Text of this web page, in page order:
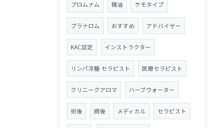
プロムナム 精油 ケモタイプ
プラナロム おすすめ アドバイザー
KAC認定 インストラクター
リンパ浮腫 セラピスト 医療セラピスト
クリニークアロマ ハーブウォーター
術後 病後 メディカル セラピスト